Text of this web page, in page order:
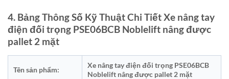
4. Bảng Thông Số Kỹ Thuật Chi Tiết Xe nâng tay
điện đối trọng PSE06BCB Noblelift nâng được
pallet 2 mặt
Tên sản phẩm:
Xe nâng tay điện đối trọng PSE06BCB
Noblelift nâng được pallet 2 mặt